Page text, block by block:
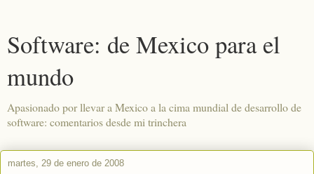
Software: de Mexico para el
mundo
Apasionado por llevar a Mexico a la cima mundial de desarrollo de
software: comentarios desde mi trinchera
martes, 29 de enero de 2008